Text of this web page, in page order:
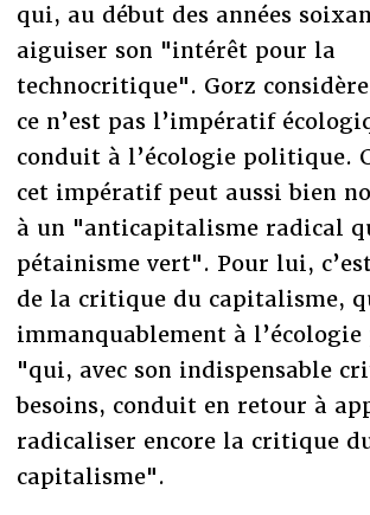
qui, au début des années
aiguiser son "intérêt pour la
technocritique". Gorz
ce n’est pas l’impératif
conduit à l’écologie politique.
cet impératif peut aussi bien
à un "anticapitalisme radical
pétainisme vert". Pour lui,
de la critique du capitalisme,
immanquablement à
"qui, avec son indispensable
besoins, conduit en retour à
radicaliser encore la critique
capitalisme".